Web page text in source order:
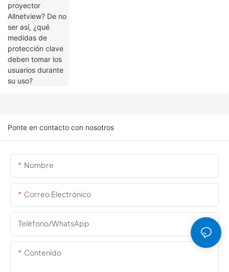
Ponte en contacto con nosotros
Nombre
Correo Electrónico
Teléfono/WhatsApp
Contenido